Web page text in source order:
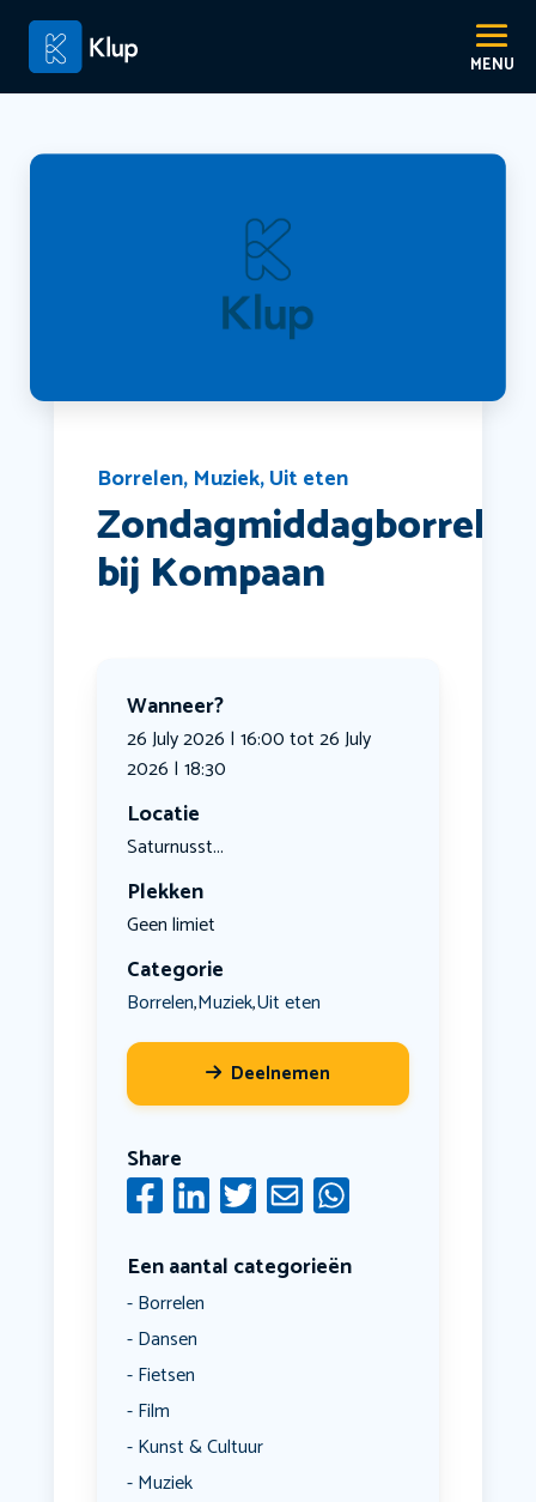
Borrelen, Muziek,Uit eten
Zondagmiddagborrel
bij Kompaan
Wanneer?
26 July 2026 | 16:00 tot 26 July
2026 | 18:30
Locatie
Saturnusst...
Plekken
Geen limiet
Categorie
Borrelen,Muziek,Uit eten
Deelnemen
Share
Een aantal categorieën
Borrelen
Dansen
Fietsen
Film
Kunst & Cultuur
Muziek